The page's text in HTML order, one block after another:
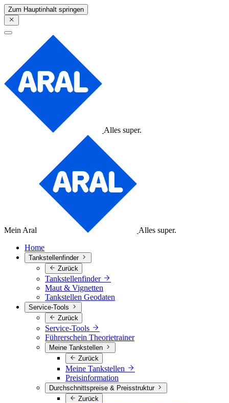
Zum Hauptinhalt springen
Alles super.
Mein Aral
Alles super.
Home
Tankstellenfinder
Zurück
Tankstellenfinder
Maut & Vignetten
Tankstellen Geodaten
Service-Tools
Zurück
Service-Tools
Führerschein Theorietrainer
Meine Tankstellen
Zurück
Meine Tankstellen
Preisinformation
Durchschnittspreise & Preisstruktur
Zurück